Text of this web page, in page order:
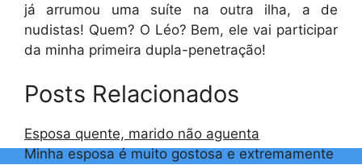
já arrumou uma suíte na outra ilha, a de
nudistas! Quem? O Léo? Bem, ele vai participar
da minha primeira dupla-penetração!
Posts Relacionados
Esposa quente, marido não aguenta
Minha esposa é muito gostosa e extremamente